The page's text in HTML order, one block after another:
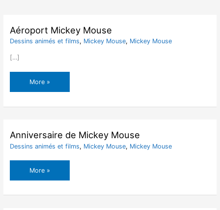
Aéroport Mickey Mouse
Dessins animés et films, Mickey Mouse, Mickey Mouse
[…]
Aéroport
Mickey
More »
Anniversaire de Mickey Mouse
Dessins animés et films, Mickey Mouse, Mickey Mouse
Anniversaire
de
More »